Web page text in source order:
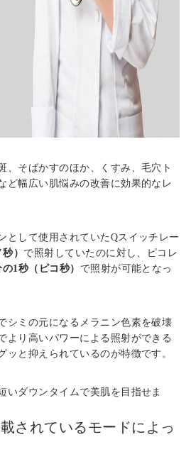
、そばかすのほか、くすみ、毛穴ト
ど幅広い肌悩みの改善に効果的なレ
として使用されていたQスイッチレー
） で照射していたのに対し、ピコレ
1秒（ピコ秒） で照射が可能となっ
シミの元になるメラニン色素を破壊
より高いパワーによる照射ができる
ッと抑えられているのが特徴です。
いダウンタイムで美肌を目指せま
されているモードによっ